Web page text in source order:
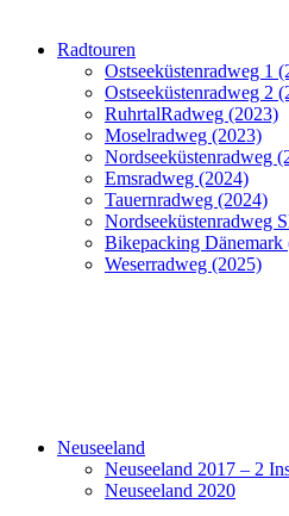
Radtouren
Ostseeküstenradweg 1
Ostseeküstenradweg 2
RuhrtalRadweg (2023)
Moselradweg (2023)
Nordseeküstenradweg
Emsradweg (2024)
Tauernradweg (2024)
Nordseeküstenradweg
Bikepacking Dänemark
Weserradweg (2025)
Neuseeland
Neuseeland 2017 – 2
Neuseeland 2020